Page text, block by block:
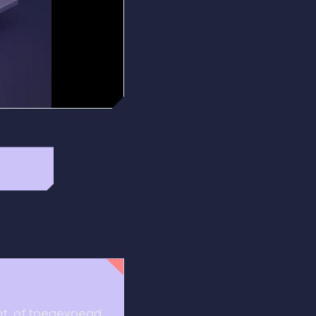
of toegevoegd